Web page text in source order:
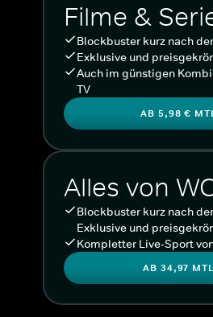
Filme &
Blockbuster kurz nach
Exklusive und
Auch im günstigen
TV
AB 5,98 €
Alles von
Blockbuster kurz nach
Exklusive und
Kompletter Live-Sport
AB 34,97